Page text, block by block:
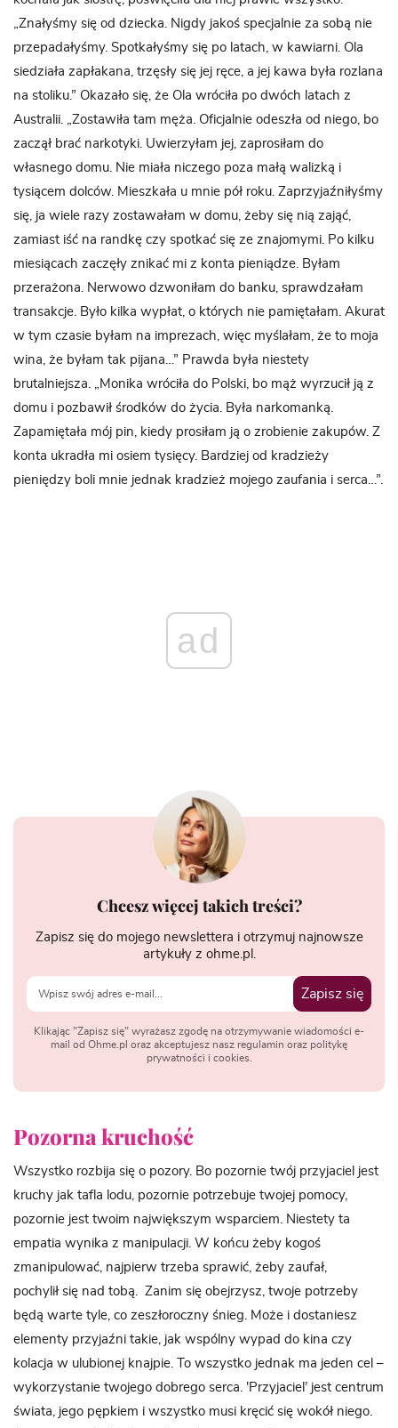
„Znałyśmy się od dziecka. Nigdy jakoś specjalnie za sobą nie
przepadałyśmy. Spotkałyśmy się po latach, w kawiarni. Ola
siedziała zapłakana, trzęsły się jej ręce, a jej kawa była rozlana
na stoliku.” Okazało się, że Ola wróciła po dwóch latach z
Australii. „Zostawiła tam męża. Oficjalnie odeszła od niego, bo
zaczął brać narkotyki. Uwierzyłam jej, zaprosiłam do
własnego domu. Nie miała niczego poza małą walizką i
tysiącem dolców. Mieszkała u mnie pół roku. Zaprzyjaźniłyśmy
się, ja wiele razy zostawałam w domu, żeby się nią zająć,
zamiast iść na randkę czy spotkać się ze znajomymi. Po kilku
miesiącach zaczęły znikać mi z konta pieniądze. Byłam
przerażona. Nerwowo dzwoniłam do banku, sprawdzałam
transakcje. Było kilka wypłat, o których nie pamiętałam. Akurat
w tym czasie byłam na imprezach, więc myślałam, że to moja
wina, że byłam tak pijana…” Prawda była niestety
brutalniejsza. „Monika wróciła do Polski, bo mąż wyrzucił ją z
domu i pozbawił środków do życia. Była narkomanką.
Zapamiętała mój pin, kiedy prosiłam ją o zrobienie zakupów. Z
konta ukradła mi osiem tysięcy. Bardziej od kradzieży
pieniędzy boli mnie jednak kradzież mojego zaufania i serca…”.
ad
Chcesz więcej takich treści?
Zapisz się do mojego newslettera i otrzymuj najnowsze
artykuły z ohme.pl.
Zapisz się
Klikając "Zapisz się" wyrażasz zgodę na otrzymywanie wiadomości e-
mail od Ohme.pl oraz akceptujesz nasz regulamin oraz politykę
prywatności i cookies.
Pozorna kruchość
Wszystko rozbija się o pozory. Bo pozornie twój przyjaciel jest
kruchy jak tafla lodu, pozornie potrzebuje twojej pomocy,
pozornie jest twoim największym wsparciem. Niestety ta
empatia wynika z manipulacji. W końcu żeby kogoś
zmanipulować, najpierw trzeba sprawić, żeby zaufał,
pochylił się nad tobą. Zanim się obejrzysz, twoje potrzeby
będą warte tyle, co zeszłoroczny śnieg. Może i dostaniesz
elementy przyjaźni takie, jak wspólny wypad do kina czy
kolacja w ulubionej knajpie. To wszystko jednak ma jeden cel –
wykorzystanie twojego dobrego serca. 'Przyjaciel’ jest centrum
świata, jego pępkiem i wszystko musi kręcić się wokół niego.